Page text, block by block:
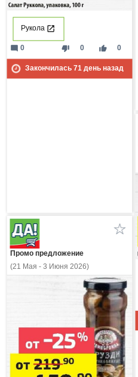
Рукола
thumb_down 0 thumb_up 0
mode_comment 0
Закончилась 71день назад
Промо предложение
(21 Мая - 3 Июня 2026)